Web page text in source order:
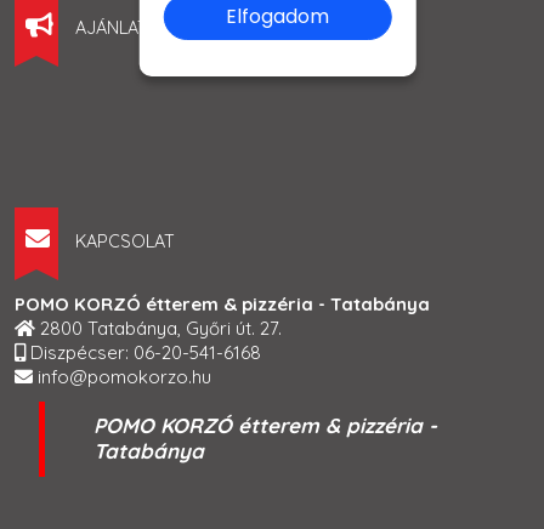
AJÁNLATUNK
KAPCSOLAT
POMO KORZÓ étterem & pizzéria - Tatabánya
2800 Tatabánya, Győri út. 27.
Diszpécser: 06-20-541-6168
info@pomokorzo.hu
POMO KORZÓ étterem & pizzéria -
Tatabánya
Elfogadom